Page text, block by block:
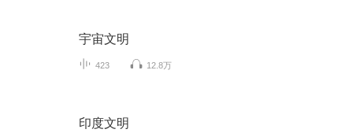
宇宙文明
423 12.8万
印度文明